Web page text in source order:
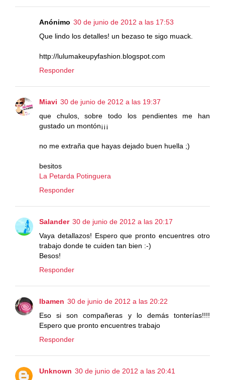
Anónimo 30 de junio de 2012 a las 17:53
Que lindo los detalles! un bezaso te sigo muack.
http://lulumakeupyfashion.blogspot.com
Responder
Miavi 30 de junio de 2012 a las 19:37
que chulos, sobre todo los pendientes me han
gustado un montón¡¡¡
no me extraña que hayas dejado buen huella ;)
besitos
La Petarda Potinguera
Responder
Salander 30 de junio de 2012 a las 20:17
Vaya detallazos! Espero que pronto encuentres otro
trabajo donde te cuiden tan bien :-)
Besos!
Responder
Ibamen 30 de junio de 2012 a las 20:22
Eso si son compañeras y lo demás tonterías!!!!
Espero que pronto encuentres trabajo
Responder
Unknown 30 de junio de 2012 a las 20:41